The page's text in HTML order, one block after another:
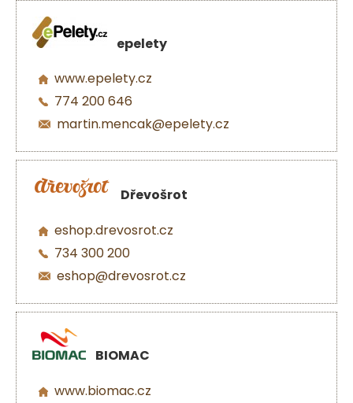
epelety
www.epelety.cz
774 200 646
martin.mencak@epelety.cz
Dřevošrot
eshop.drevosrot.cz
734 300 200
eshop@drevosrot.cz
BIOMAC
www.biomac.cz